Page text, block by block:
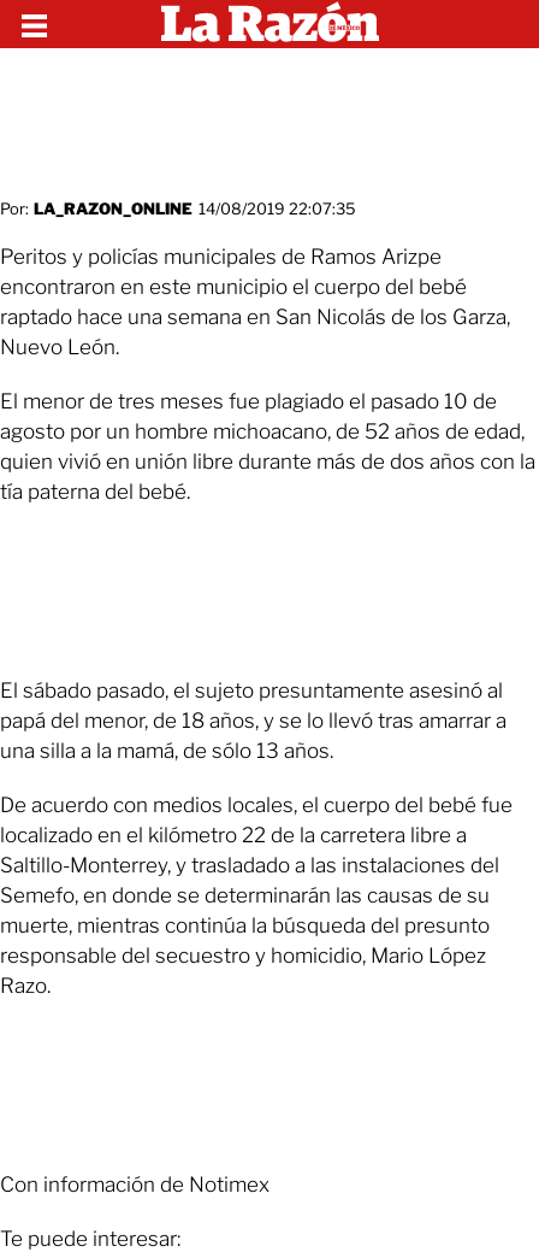
Por: LA_RAZON_ONLINE 14/08/2019 22:07:35
Peritos y policías municipales de Ramos Arizpe
encontraron en este municipio el cuerpo del bebé
raptado hace una semana en San Nicolás de los Garza,
Nuevo León.
El menor de tres meses fue plagiado el pasado 10 de
agosto por un hombre michoacano, de 52 años de edad,
quien vivió en unión libre durante más de dos años con la
tía paterna del bebé.
El sábado pasado, el sujeto presuntamente asesinó al
papá del menor, de 18 años, y se lo llevó tras amarrar a
una silla a la mamá, de sólo 13 años.
De acuerdo con medios locales, el cuerpo del bebé fue
localizado en el kilómetro 22 de la carretera libre a
Saltillo-Monterrey, y trasladado a las instalaciones del
Semefo, en donde se determinarán las causas de su
muerte, mientras continúa la búsqueda del presunto
responsable del secuestro y homicidio, Mario López
Razo.
Con información de Notimex
Te puede interesar: